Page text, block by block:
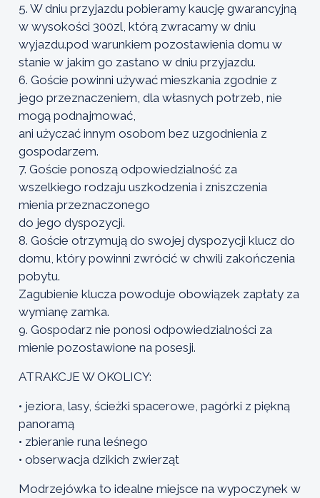
5. W dniu przyjazdu pobieramy kaucję gwarancyjną
w wysokości 300zl, którą zwracamy w dniu
wyjazdu.pod warunkiem pozostawienia domu w
stanie w jakim go zastano w dniu przyjazdu.
6. Goście powinni używać mieszkania zgodnie z
jego przeznaczeniem, dla własnych potrzeb, nie
mogą podnajmować,
ani użyczać innym osobom bez uzgodnienia z
gospodarzem.
7. Goście ponoszą odpowiedzialność za
wszelkiego rodzaju uszkodzenia i zniszczenia
mienia przeznaczonego
do jego dyspozycji.
8. Goście otrzymują do swojej dyspozycji klucz do
domu, który powinni zwrócić w chwili zakończenia
pobytu.
Zagubienie klucza powoduje obowiązek zapłaty za
wymianę zamka.
9. Gospodarz nie ponosi odpowiedzialności za
mienie pozostawione na posesji.
ATRAKCJE W OKOLICY:
• jeziora, lasy, ścieżki spacerowe, pagórki z piękną
panoramą
• zbieranie runa leśnego
• obserwacja dzikich zwierząt
Modrzejówka to idealne miejsce na wypoczynek w